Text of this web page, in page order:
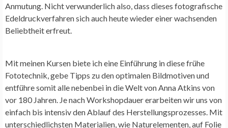
Anmutung. Nicht verwunderlich also, dass dieses fotografische
Edeldruckverfahren sich auch heute wieder einer wachsenden
Beliebtheit erfreut.
Mit meinen Kursen biete ich eine Einführung in diese frühe
Fototechnik, gebe Tipps zu den optimalen Bildmotiven und
entführe somit alle nebenbei in die Welt von Anna Atkins von
vor 180 Jahren. Je nach Workshopdauer erarbeiten wir uns von
einfach bis intensiv den Ablauf des Herstellungsprozesses. Mit
unterschiedlichsten Materialien, wie Naturelementen, auf Folie